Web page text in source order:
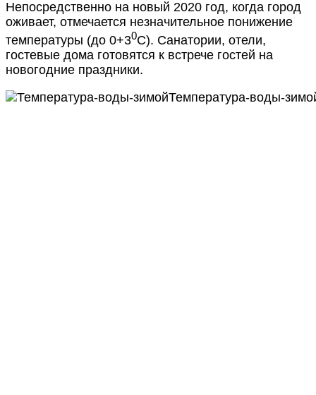
Непосредственно на новый 2020 год, когда город
оживает, отмечается незначительное понижение
температуры (до 0+30С). Санатории, отели,
гостевые дома готовятся к встрече гостей на
новогодние праздники.
Температура-воды-